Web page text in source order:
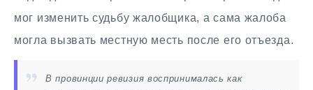
мог изменить судьбу жалобщика, а сама жалоба
могла вызвать местную месть после его отъезда.
В провинции ревизия воспринималась как